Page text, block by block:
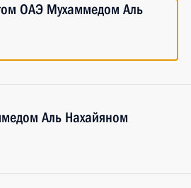
ОАЭ Мухаммедом Аль
Аль Нахайяном